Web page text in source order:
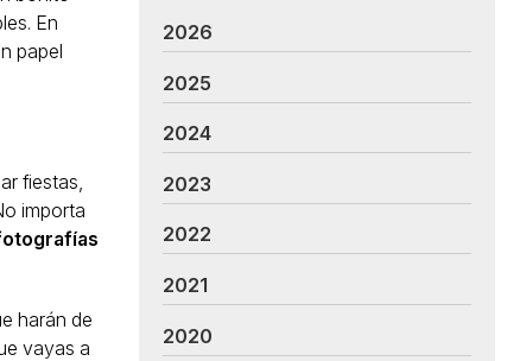
En
papel
fiestas,
importa
harán de
vayas a
2026
2025
2024
2023
2022
2021
2020